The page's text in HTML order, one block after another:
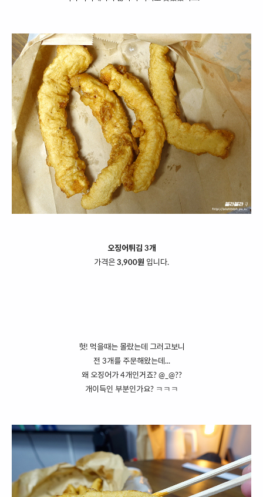
오징어튀김 3개
가격은 3,900원 입니다.
헛! 먹을때는 몰랐는데 그러고보니
전 3개를 주문해왔는데...
왜 오징어가 4개인거죠? @_@??
개이득인 부분인가요? ㅋㅋㅋ